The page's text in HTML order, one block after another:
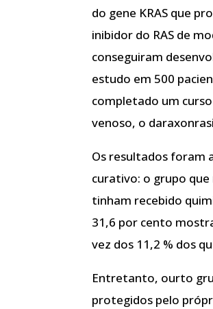
do gene KRAS que
inibidor do RAS de
conseguiram
estudo em 500
completado um
venoso, o
Os resultados foram
curativo: o grupo
tinham recebido
31,6 por cento
vez dos 11,2 % dos
Entretanto, ourto
protegidos pelo